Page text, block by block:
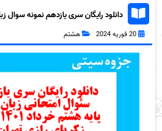
دانلود رایگان سری یازدهم نمونه سوال
هشتم به همراه pdf
20 فوریه 2024 هشتم